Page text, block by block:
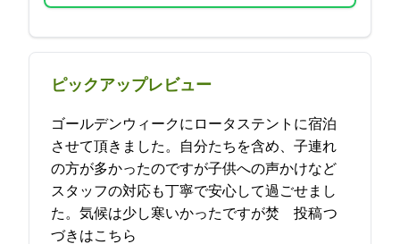
ピックアップレビュー
ゴールデンウィークにロータステントに宿泊
させて頂きました。自分たちを含め、子連れ
の方が多かったのですが子供への声かけなど
スタッフの対応も丁寧で安心して過ごせまし
た。気候は少し寒いかったですが焚… 2023-05-10 13:29:49投稿つ
づきはこちら